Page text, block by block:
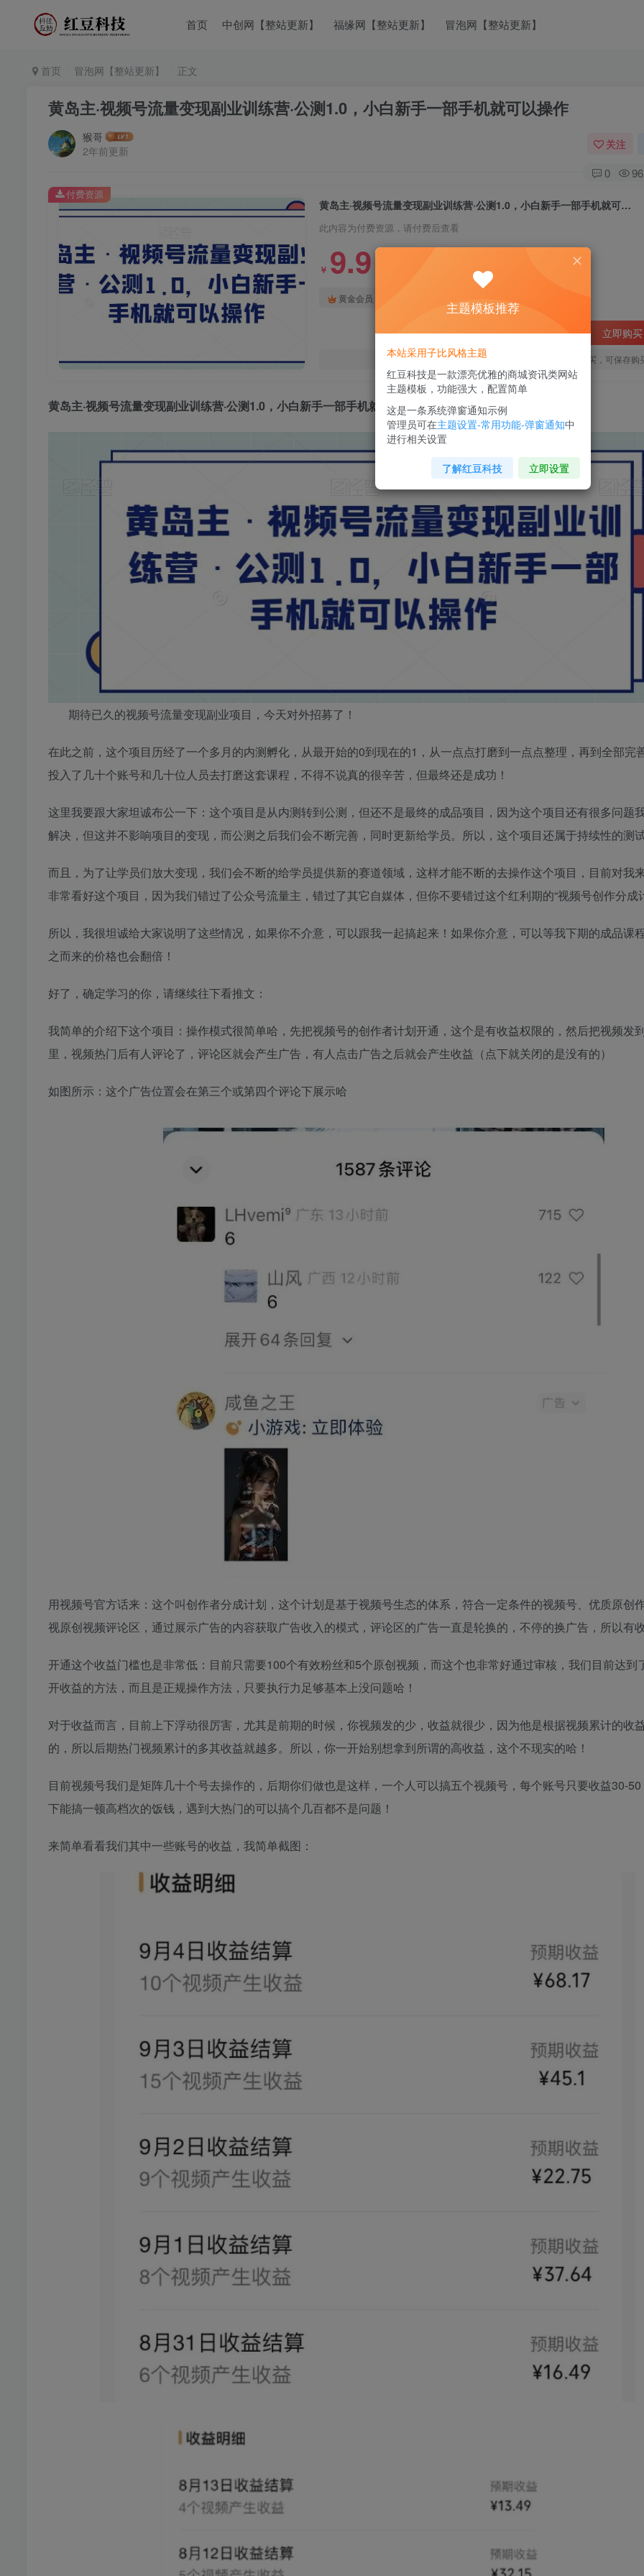
首页 中创网【整站更新】 福缘网【整站更新】 冒泡网【整站更新】
首页 冒泡网【整站更新】 正文
黄岛主·视频号流量变现副业训练营·公测1.0，小白新手一部手机就可以操作
猴哥
2年前更新
关注
0 96
黄岛主·视频号流量变现副业训练营·公测1.0，小白新手一部手机就可以操作
此内容为付费资源，请付费后查看
￥ 9.9
黄金会员
立即购买
您当前未登录！建议登陆后购买，可保存购
付费资源
黄岛主·视频号流量变现副业训练营·公测1.0，小白新手一部手机就可以操作
期待已久的视频号流量变现副业项目，今天对外招募了！
在此之前，这个项目历经了一个多月的内测孵化，从最开始的0到现在的1，从一点点打磨到一点点整理，再到全部完
投入了几十个账号和几十位人员去打磨这套课程，不得不说真的很辛苦，但最终还是成功！
这里我要跟大家坦诚布公一下：这个项目是从内测转到公测，但还不是最终的成品项目，因为这个项目还有很多问题
解决，但这并不影响项目的变现，而公测之后我们会不断完善，同时更新给学员。所以，这个项目还属于持续性的测
而且，为了让学员们放大变现，我们会不断的给学员提供新的赛道领域，这样才能不断的去操作这个项目，目前对我
非常看好这个项目，因为我们错过了公众号流量主，错过了其它自媒体，但你不要错过这个红利期的“视频号创作分成
所以，我很坦诚给大家说明了这些情况，如果你不介意，可以跟我一起搞起来！如果你介意，可以等我下期的成品课
之而来的价格也会翻倍！
好了，确定学习的你，请继续往下看推文：
我简单的介绍下这个项目：操作模式很简单哈，先把视频号的创作者计划开通，这个是有收益权限的，然后把视频发
里，视频热门后有人评论了，评论区就会产生广告，有人点击广告之后就会产生收益（点下就关闭的是没有的）
如图所示：这个广告位置会在第三个或第四个评论下展示哈
用视频号官方话来：这个叫创作者分成计划，这个计划是基于视频号生态的体系，符合一定条件的视频号、优质原创
视原创视频评论区，通过展示广告的内容获取广告收入的模式，评论区的广告一直是轮换的，不停的换广告，所以有
开通这个收益门槛也是非常低：目前只需要100个有效粉丝和5个原创视频，而这个也非常好通过审核，我们目前达到
开收益的方法，而且是正规操作方法，只要执行力足够基本上没问题哈！
对于收益而言，目前上下浮动很厉害，尤其是前期的时候，你视频发的少，收益就很少，因为他是根据视频累计的收
的，所以后期热门视频累计的多其收益就越多。所以，你一开始别想拿到所谓的高收益，这个不现实的哈！
目前视频号我们是矩阵几十个号去操作的，后期你们做也是这样，一个人可以搞五个视频号，每个账号只要收益30-
下能搞一顿高档次的饭钱，遇到大热门的可以搞个几百都不是问题！
来简单看看我们其中一些账号的收益，我简单截图：
主题模板推荐
本站采用子比风格主题
红豆科技是一款漂亮优雅的商城资讯类网站
主题模板，功能强大，配置简单
这是一条系统弹窗通知示例
管理员可在主题设置-常用功能-弹窗通知中
进行相关设置
了解红豆科技 立即设置